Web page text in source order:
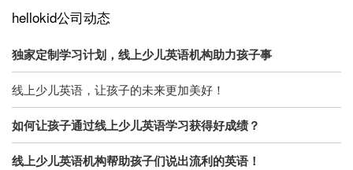
hellokid公司动态
独家定制学习计划，线上少儿英语机构助力孩子事
线上少儿英语，让孩子的未来更加美好！
如何让孩子通过线上少儿英语学习获得好成绩？
线上少儿英语机构帮助孩子们说出流利的英语！